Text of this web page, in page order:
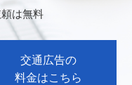
は無料
交通広告の
料金はこちら